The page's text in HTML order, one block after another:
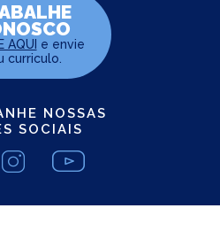
AQUI e envie
curriculo.
NOSSAS
SOCIAIS